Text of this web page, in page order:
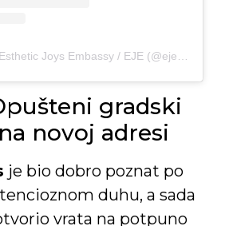
A post shared by Esthetic Joys Embassy / EJE (@eje.belgrade)
gradski
novoj adresi
je bio dobro poznat po
duhu, a sada
vrata na potpuno